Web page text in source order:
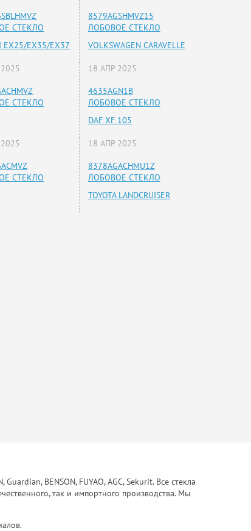
СТЕКЛО
EX25/EX35/EX37
8579AGSHMVZ15
ЛОБОВОЕ СТЕКЛО
VOLKSWAGEN CARAVELLE
СТЕКЛО
18 АПР 2025
4635AGN1B
ЛОБОВОЕ СТЕКЛО
DAF XF 105
СТЕКЛО
18 АПР 2025
8378AGACHMU1Z
ЛОБОВОЕ СТЕКЛО
TOYOTA LANDCRUISER
BENSON, FUYAO, AGC, Sekurit. Все стекла
так и импортного производства. Мы